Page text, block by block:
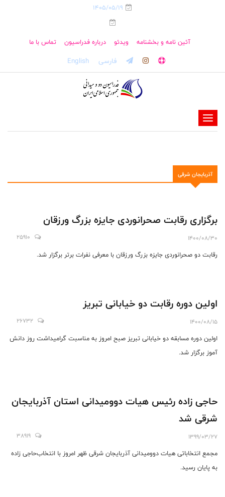
1405/05/19
آئین نامه و بخشنامه ویدئو درباره فدراسیون تماس با ما
فارسی English
-
-
-
-
آذربایجان شرقی
برگزاری رقابت صحرانوردی جایزه بزرگ ورزقان
1400/08/30
25910
رقابت دو صحرانوردی جایزه بزرگ ورزقان با معرفی نفرات برتر برگزار شد.
اولین دوره رقابت دو خیابانی تبریز
1400/08/15
26732
اولین دوره مسابقه دو خیابانی تبریز صبح امروز به مناسبت گرامیداشت روز دانش
آموز برگزار شد.
حاجی زاده رئیس هیات دوومیدانی استان آذربایجان
شرقی شد
1399/03/27
38919
مجمع انتخاباتی هیات دوومیدانی آذربایجان شرقی ظهر امروز با انتخاب‌حاجی زاده
به پایان رسید.